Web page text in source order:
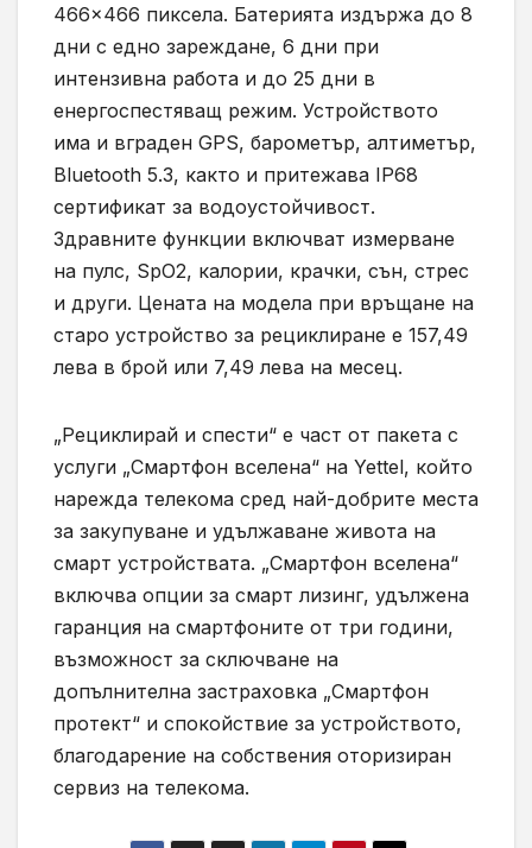
466×466 пиксела. Батерията издържа до 8
дни с едно зареждане, 6 дни при
интензивна работа и до 25 дни в
енергоспестяващ режим. Устройството
има и вграден GPS, барометър, алтиметър,
Bluetooth 5.3, както и притежава IP68
сертификат за водоустойчивост.
Здравните функции включват измерване
на пулс, SpO2, калории, крачки, сън, стрес
и други. Цената на модела при връщане на
старо устройство за рециклиране е 157,49
лева в брой или 7,49 лева на месец.
„Рециклирай и спести“ е част от пакета с
услуги „Смартфон вселена“ на Yettel, който
нарежда телекома сред най-добрите места
за закупуване и удължаване живота на
смарт устройствата. „Смартфон вселена“
включва опции за смарт лизинг, удължена
гаранция на смартфоните от три години,
възможност за сключване на
допълнителна застраховка „Смартфон
протект“ и спокойствие за устройството,
благодарение на собствения оторизиран
сервиз на телекома.